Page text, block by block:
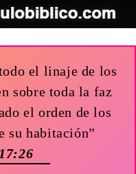
el linaje de los
sobre toda la faz
el orden de los
su habitación”